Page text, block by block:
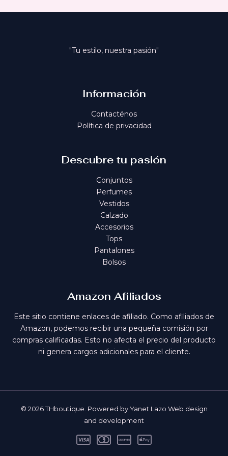
"Tu estilo, nuestra pasión"
Información
Contacténos
Política de privacidad
Descubre tu pasión
Conjuntos
Perfumes
Vestidos
Calzado
Accesorios
Tops
Pantalones
Bolsos
Amazon Afiliados
Este sitio contiene enlaces de afiliado. Como afiliados de
Amazon, podemos recibir una pequeña comisión por
compras calificadas. Esto no afecta el precio del producto
ni genera cargos adicionales para el cliente.
© 2026 THboutique. Powered by Yanet Lazo Web design
and development